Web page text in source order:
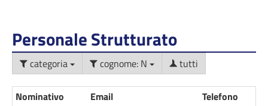
Personale Strutturato
categoria cognome: N tutti
Nominativo Email
Telefono